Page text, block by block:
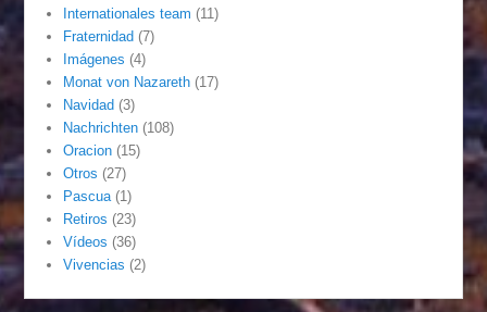
Internationales team (11)
Fraternidad (7)
Imágenes (4)
Monat von Nazareth (17)
Navidad (3)
Nachrichten (108)
Oracion (15)
Otros (27)
Pascua (1)
Retiros (23)
Vídeos (36)
Vivencias (2)